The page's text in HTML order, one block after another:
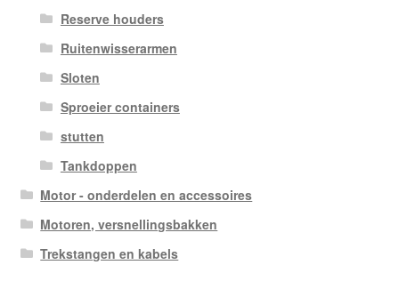
Reserve houders
Ruitenwisserarmen
Sloten
Sproeier containers
stutten
Tankdoppen
Motor - onderdelen en accessoires
Motoren, versnellingsbakken
Trekstangen en kabels